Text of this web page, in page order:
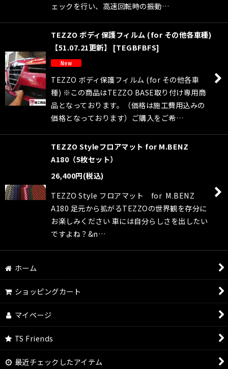
ェックを行い、高速回転時の振動…
TEZZO ボディ保護フィルム (for その他各車種)
【51.07.21更新】
[TEGBFBFS]
TEZZO ボディ保護フィルム (for その他各車
種) ※この商品はTEZZO BASE取り付け専用商
品となっております。（価格は施工費用込みの
価格となっております）ご購入をご希…
TEZZO Styleフロアマット for M.BENZ
A180（5枚セット）
26,400円(税込)
TEZZO Style フロアマット for M.BENZ
A180 足元から拡がるTEZZOの世界観を存分に
お楽しみください 車には自分らしさを出したい
ですよね？&n…
ホーム
ショッピングカート
マイページ
TS Friends
最近チェックしたアイテム